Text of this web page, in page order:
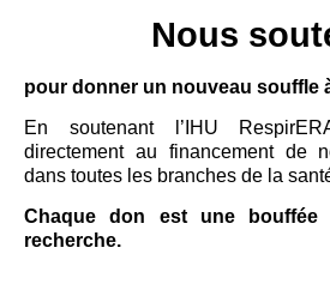
Nous
pour donner un nouveau souffle
En soutenant l’IHU
directement au financement de
dans toutes les branches de la
Chaque don est une bouffée
recherche.